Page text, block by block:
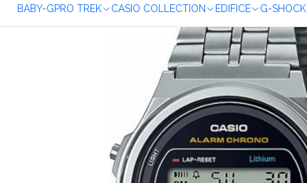
BABY-GPRO TREK CASIO COLLECTION EDIFICE G-SHOCK